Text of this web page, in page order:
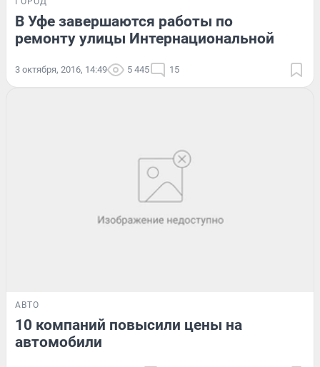
В Уфе завершаются работы по
ремонту улицы Интернациональной
3 октября, 2016, 14:49 5 445 15
АВТО
10 компаний повысили цены на
автомобили